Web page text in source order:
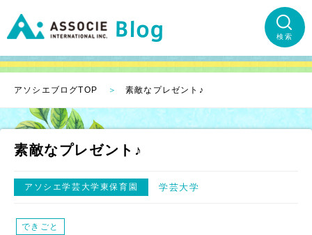
検索
アソシエブログTOP 素敵なプレゼント♪
素敵なプレゼント♪
アソシエ学芸大学東保育園 学芸大学
できごと